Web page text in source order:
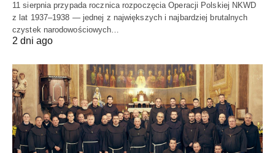
11 sierpnia przypada rocznica rozpoczęcia Operacji Polskiej NKWD
z lat 1937–1938 — jednej z największych i najbardziej brutalnych
czystek narodowościowych…
2 dni ago